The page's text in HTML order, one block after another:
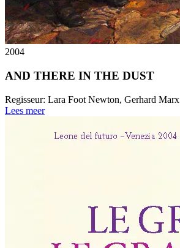
2004
AND THERE IN THE DUST
Regisseur: Lara Foot Newton, Gerhard Marx
Lees meer